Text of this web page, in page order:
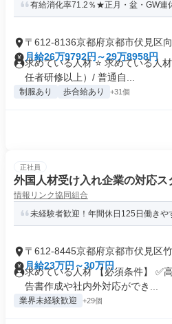
有給消化率71.2％★正月・盆・GW連
〒612-8136京都府京都市伏見区向
池
月給26万9792円～29万8958円
求めている人材 ⭐ 求めている人
任者研修以上）/ 普通自...
制服あり 歩合給あり +31個
正社員
外国人材受け入れ企業の対応ス
情報リンク協同組合
未経験者歓迎！年間休日125日働き
〒612-8445京都府京都市伏見区竹
院町
月給23万円～30万円
求めている人材 【必須条件】 ✅
告書作成や社内外対応ができ...
業界未経験歓迎 +29個